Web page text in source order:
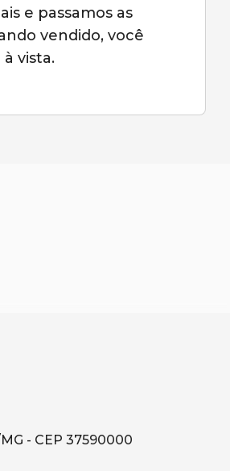
e passamos as
vendido, você
vista.
- CEP 37590000